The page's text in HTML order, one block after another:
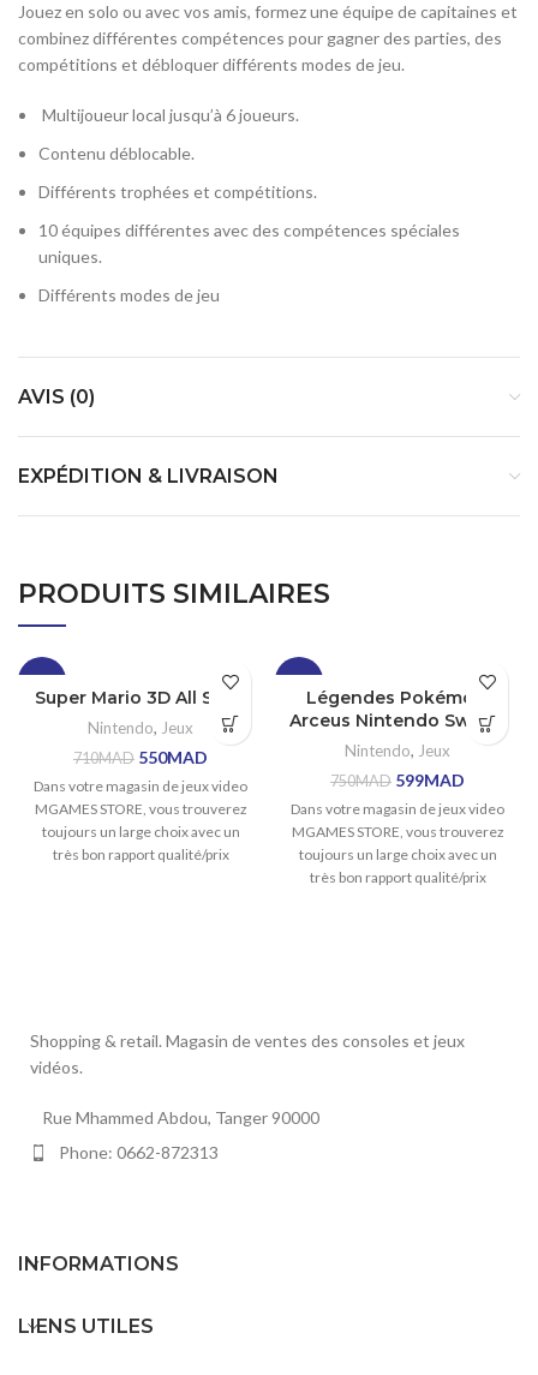
Jouez en solo ou avec vos amis, formez une équipe de capitaines et
combinez différentes compétences pour gagner des parties, des
compétitions et débloquer différents modes de jeu.
Multijoueur local jusqu’à 6 joueurs.
Contenu déblocable.
Différents trophées et compétitions.
10 équipes différentes avec des compétences spéciales
uniques.
Différents modes de jeu
AVIS (0)
EXPÉDITION & LIVRAISON
PRODUITS SIMILAIRES
Super Mario 3D All Stars
Nintendo, Jeux
710MAD 550MAD
Dans votre magasin de jeux video
MGAMES STORE, vous trouverez
toujours un large choix avec un
très bon rapport qualité/prix
Légendes Pokémon:
Arceus Nintendo Switch
Nintendo, Jeux
750MAD 599MAD
Dans votre magasin de jeux video
MGAMES STORE, vous trouverez
toujours un large choix avec un
très bon rapport qualité/prix
Shopping & retail. Magasin de ventes des consoles et jeux
vidéos.
Rue Mhammed Abdou, Tanger 90000
Phone: 0662-872313
INFORMATIONS
LIENS UTILES